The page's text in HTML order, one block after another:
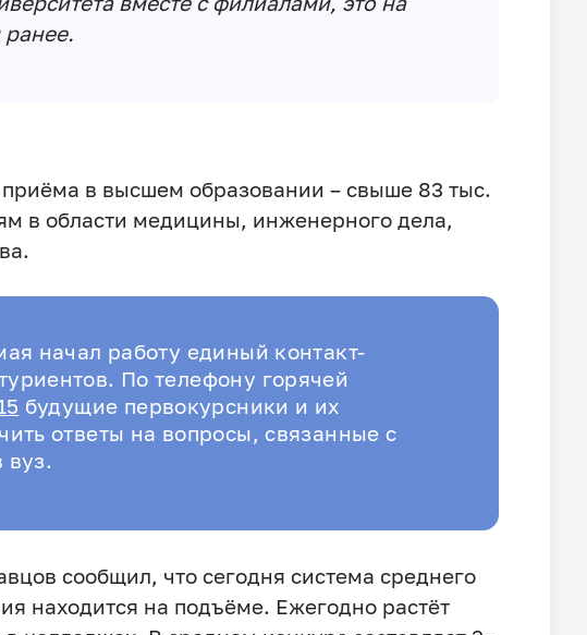
приёма в высшем образовании – свыше 83 тыс.
в области медицины, инженерного дела,
начал работу единый контакт-
По телефону горячей
будущие первокурсники и их
ответы на вопросы, связанные с
вуз.
сообщил, что сегодня система среднего
находится на подъёме. Ежегодно растёт